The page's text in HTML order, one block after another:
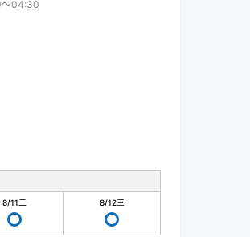
04:30
8/11二 8/12三